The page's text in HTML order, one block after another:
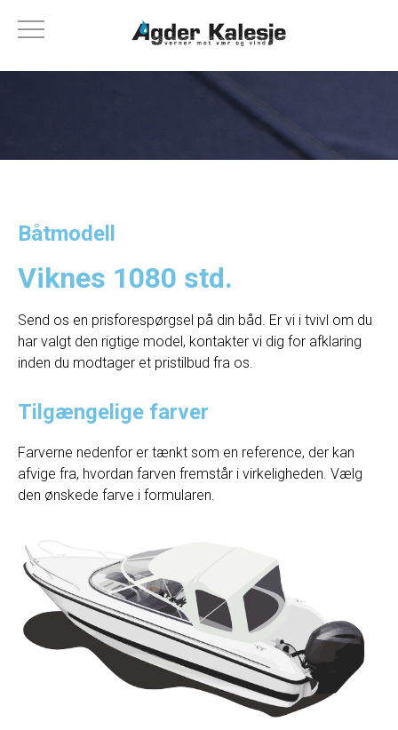
Båtmodell
Viknes 1080 std.
Send os en prisforespørgsel på din båd. Er vi i tvivl om du
har valgt den rigtige model, kontakter vi dig for afklaring
inden du modtager et pristilbud fra os.
Tilgængelige farver
Farverne nedenfor er tænkt som en reference, der kan
afvige fra, hvordan farven fremstår i virkeligheden. Vælg
den ønskede farve i formularen.